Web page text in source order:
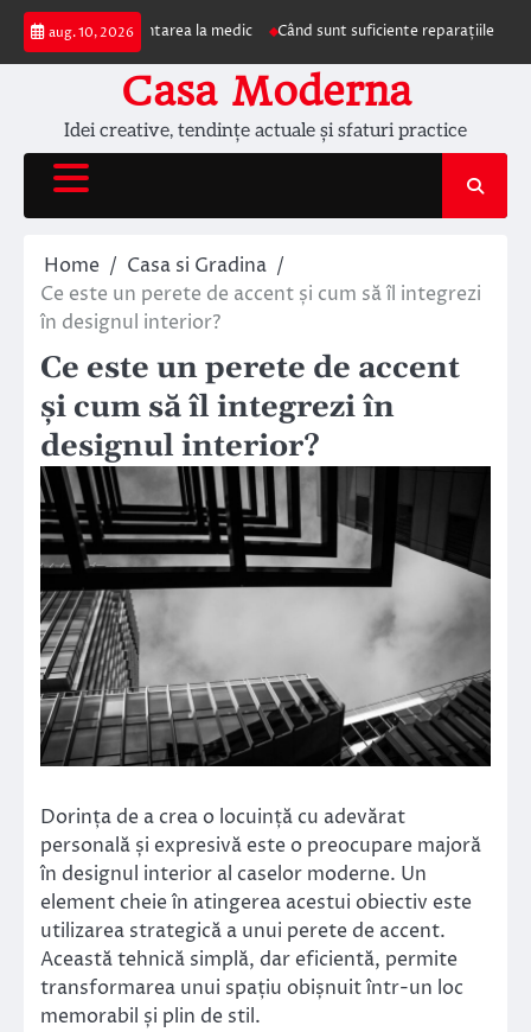
Skip
content
aug. 10, 2026
prezentarea la medic Când sunt suficiente reparațiile de acoperiș
Casa Moderna
Idei creative, tendințe actuale și sfaturi practice
Home
Casa si Gradina
Ce este un perete de accent și cum să îl integrezi
în designul interior?
Ce este un perete de accent
și cum să îl integrezi în
designul interior?
Dorința de a crea o locuință cu adevărat
personală și expresivă este o preocupare majoră
în designul interior al caselor moderne. Un
element cheie în atingerea acestui obiectiv este
utilizarea strategică a unui perete de accent.
Această tehnică simplă, dar eficientă, permite
transformarea unui spațiu obișnuit într-un loc
memorabil și plin de stil.